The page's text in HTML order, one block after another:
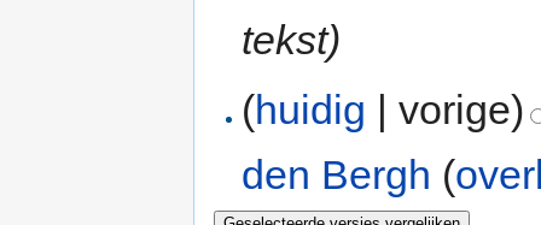
tekst)
(huidig | vorige)
den Bergh (